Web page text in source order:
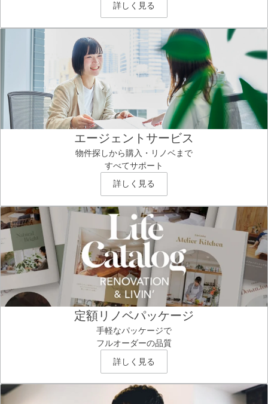
詳しく見る
エージェントサービス
物件探しから購入・リノベまで
すべてサポート
詳しく見る
定額リノベパッケージ
手軽なパッケージで
フルオーダーの品質
詳しく見る